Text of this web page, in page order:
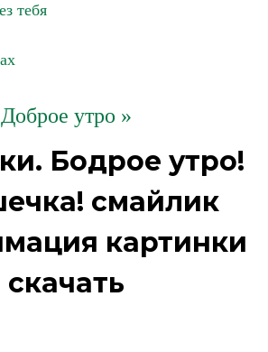
тебя
Доброе утро »
Бодрое утро!
смайлик
картинки
скачать